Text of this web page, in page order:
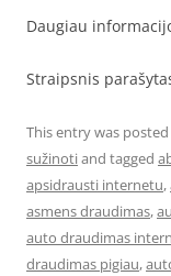
Daugiau
Straipsnis
This entry was posted
sužinotiand tagged
apsidrausti internetu,
asmens draudimas,
auto draudimas
draudimas pigiau,